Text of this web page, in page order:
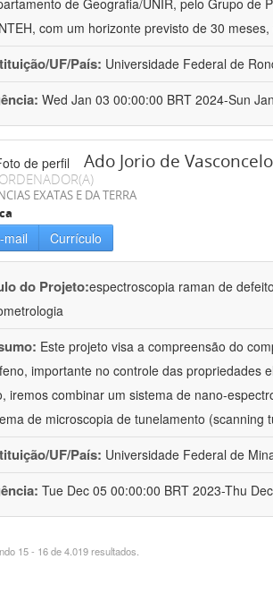
de Geografia/UNIR, pelo Grupo de
com um horizonte previsto de 30
UF/País: Universidade Federal de
Wed Jan 03 00:00:00 BRT 2024-Sun
Ado Jorio de
EXATAS E DA TERRA
mail Currículo
do Projeto:espectroscopia raman de
Este projeto visa a compreensão do
importante no controle das propriedades
iremos combinar um sistema de nano-
de microscopia de tunelamento (scanning
UF/País: Universidade Federal de
Tue Dec 05 00:00:00 BRT 2023-Thu
15 - 16 de 4.019 resultados.